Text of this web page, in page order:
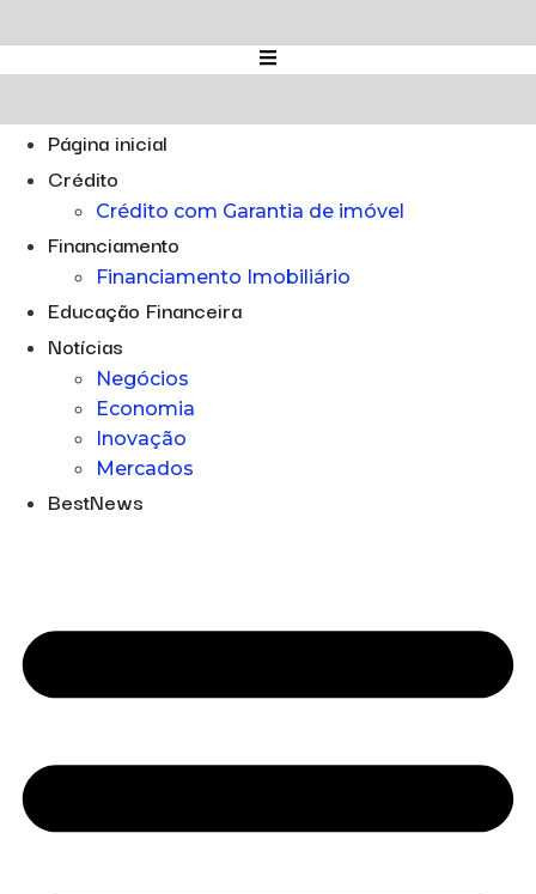
para
o
Página inicial
Crédito
Crédito com Garantia de imóvel
Financiamento
Financiamento Imobiliário
Educação Financeira
Notícias
Negócios
Economia
Inovação
Mercados
BestNews